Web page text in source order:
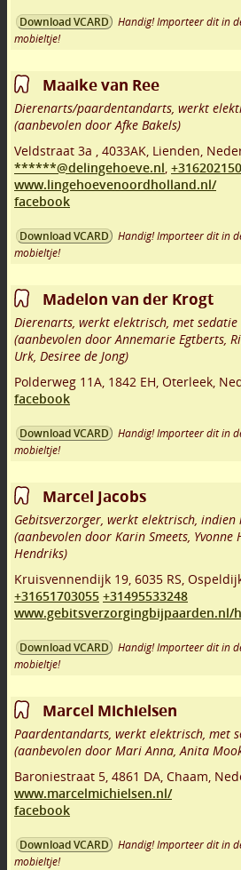
Download VCARD
Handig! Importeer dit in
mobieltje!
Maaike van Ree
Dierenarts/paardentandarts, werkt
(aanbevolen door Afke Bakels)
Veldstraat 3a
4033AK Lienden
******@delingehoeve.nl
www.lingehoevenoordholland.nl/
facebook
Download VCARD
Handig! Importeer dit in
mobieltje!
Madelon van der Krogt
Dierenarts, werkt elektrisch, met sedatie
(aanbevolen door Annemarie Egtberts,
Urk, Desiree de Jong)
Polderweg 11A 1842 EH Oterleek
facebook
Download VCARD
Handig! Importeer dit in
mobieltje!
Marcel Jacobs
Gebitsverzorger, werkt elektrisch,
(aanbevolen door Karin Smeets, Yvonne
Hendriks)
Kruisvennendijk 19 6035 RS
+31651703055 +31495533248
www.gebitsverzorgingbijpaarden.nl/
Download VCARD
Handig! Importeer dit in
mobieltje!
Marcel Michielsen
Paardentandarts, werkt elektrisch, met
(aanbevolen door Mari Anna, Anita
Baroniestraat 5 4861 DA Chaam
www.marcelmichielsen.nl/
facebook
Download VCARD
Handig! Importeer dit in
mobieltje!